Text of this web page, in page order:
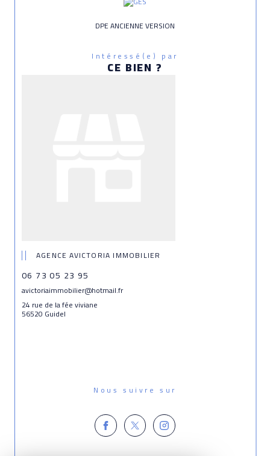
DPE ANCIENNE VERSION
Intéressé(e) par
CE BIEN ?
AGENCE AVICTORIA IMMOBILIER
06 73 05 23 95
avictoriaimmobilier@hotmail.fr
24 rue de la fée viviane
56520 Guidel
Nous suivre sur